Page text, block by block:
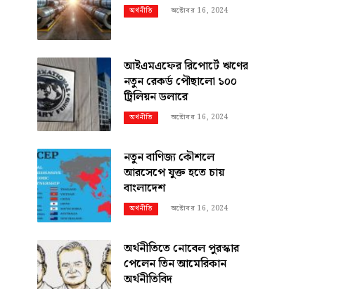
অর্থনীতি অক্টোবর 16, 2024
আইএমএফের রিপোর্টে ঋণের
নতুন রেকর্ড পৌছালো ১০০
ট্রিলিয়ন ডলারে
অর্থনীতি অক্টোবর 16, 2024
নতুন বাণিজ্য কৌশলে
আরসেপে যুক্ত হতে চায়
বাংলাদেশ
অর্থনীতি অক্টোবর 16, 2024
অর্থনীতিতে নোবেল পুরস্কার
পেলেন তিন আমেরিকান
অর্থনীতিবিদ